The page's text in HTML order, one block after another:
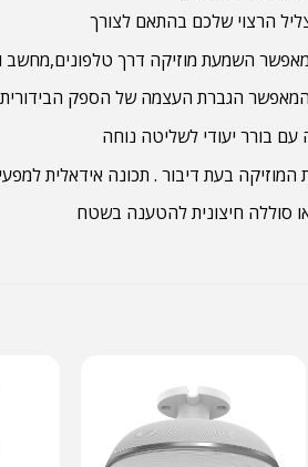
הרצוי שלכם בהתאם לצורך